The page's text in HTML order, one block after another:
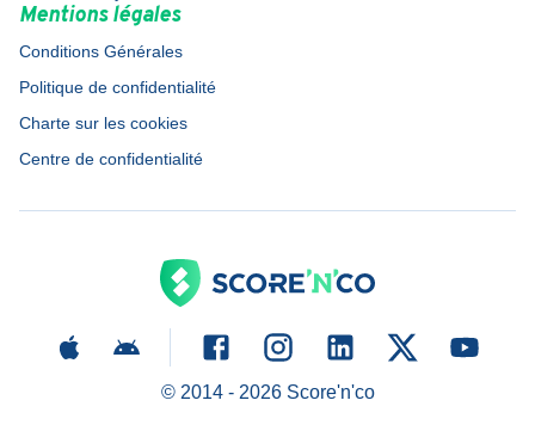
Mentions légales
Conditions Générales
Politique de confidentialité
Charte sur les cookies
Centre de confidentialité
© 2014 - 2026Score'n'co